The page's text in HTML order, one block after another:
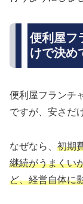
便利屋フ
けで決め
便利屋フランチ
ですが、安さだ
なぜなら、 初期
継続がうまくい
ど、経営自体に